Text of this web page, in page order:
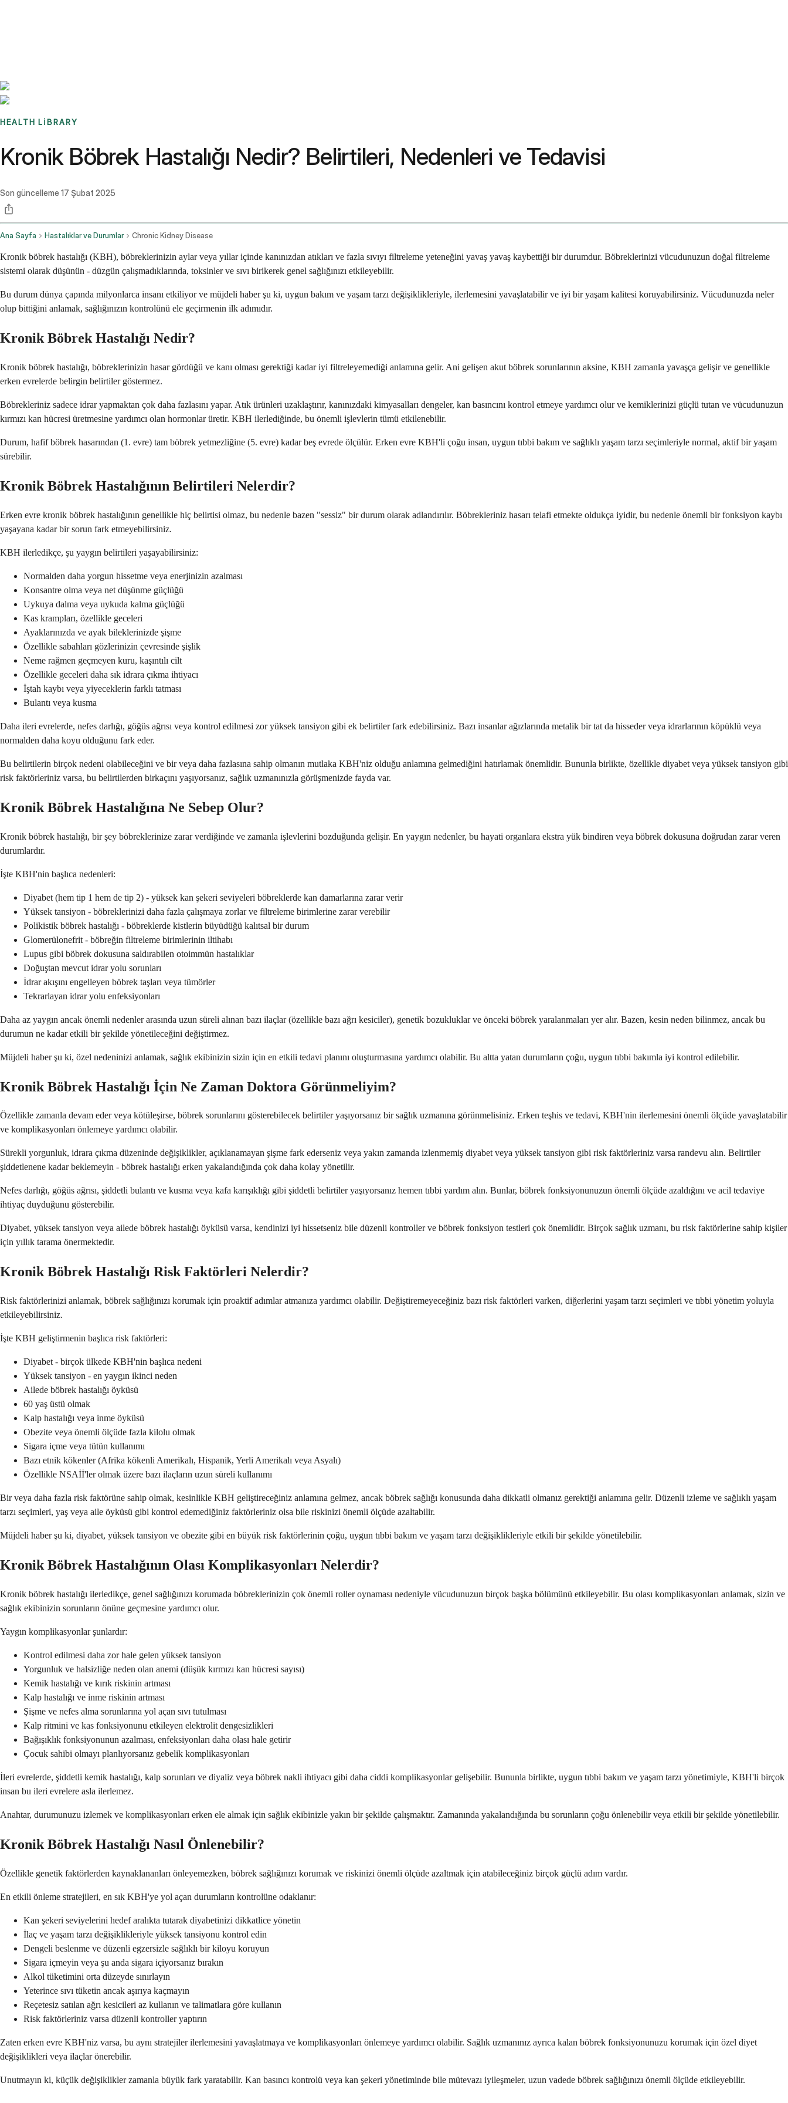
HEALTH LIBRARY
Kronik Böbrek Hastalığı Nedir? Belirtileri, Nedenleri ve Tedavisi
Son güncelleme 17 Şubat 2025
Ana Sayfa Hastalıklar ve Durumlar Chronic Kidney Disease
Kronik böbrek hastalığı (KBH), böbreklerinizin aylar veya yıllar içinde kanınızdan atıkları ve fazla sıvıyı filtreleme yeteneğini yavaş yavaş kaybettiği bir durumdur. Böbreklerinizi vücudunuzun doğal filtreleme
sistemi olarak düşünün - düzgün çalışmadıklarında, toksinler ve sıvı birikerek genel sağlığınızı etkileyebilir.
Bu durum dünya çapında milyonlarca insanı etkiliyor ve müjdeli haber şu ki, uygun bakım ve yaşam tarzı değişiklikleriyle, ilerlemesini yavaşlatabilir ve iyi bir yaşam kalitesi koruyabilirsiniz. Vücudunuzda neler
olup bittiğini anlamak, sağlığınızın kontrolünü ele geçirmenin ilk adımıdır.
Kronik Böbrek Hastalığı Nedir?
Kronik böbrek hastalığı, böbreklerinizin hasar gördüğü ve kanı olması gerektiği kadar iyi filtreleyemediği anlamına gelir. Ani gelişen akut böbrek sorunlarının aksine, KBH zamanla yavaşça gelişir ve genellikle
erken evrelerde belirgin belirtiler göstermez.
Böbrekleriniz sadece idrar yapmaktan çok daha fazlasını yapar. Atık ürünleri uzaklaştırır, kanınızdaki kimyasalları dengeler, kan basıncını kontrol etmeye yardımcı olur ve kemiklerinizi güçlü tutan ve vücudunuzun
kırmızı kan hücresi üretmesine yardımcı olan hormonlar üretir. KBH ilerlediğinde, bu önemli işlevlerin tümü etkilenebilir.
Durum, hafif böbrek hasarından (1. evre) tam böbrek yetmezliğine (5. evre) kadar beş evrede ölçülür. Erken evre KBH'li çoğu insan, uygun tıbbi bakım ve sağlıklı yaşam tarzı seçimleriyle normal, aktif bir yaşam
sürebilir.
Kronik Böbrek Hastalığının Belirtileri Nelerdir?
Erken evre kronik böbrek hastalığının genellikle hiç belirtisi olmaz, bu nedenle bazen "sessiz" bir durum olarak adlandırılır. Böbrekleriniz hasarı telafi etmekte oldukça iyidir, bu nedenle önemli bir fonksiyon kaybı
yaşayana kadar bir sorun fark etmeyebilirsiniz.
KBH ilerledikçe, şu yaygın belirtileri yaşayabilirsiniz:
Normalden daha yorgun hissetme veya enerjinizin azalması
Konsantre olma veya net düşünme güçlüğü
Uykuya dalma veya uykuda kalma güçlüğü
Kas krampları, özellikle geceleri
Ayaklarınızda ve ayak bileklerinizde şişme
Özellikle sabahları gözlerinizin çevresinde şişlik
Neme rağmen geçmeyen kuru, kaşıntılı cilt
Özellikle geceleri daha sık idrara çıkma ihtiyacı
İştah kaybı veya yiyeceklerin farklı tatması
Bulantı veya kusma
Daha ileri evrelerde, nefes darlığı, göğüs ağrısı veya kontrol edilmesi zor yüksek tansiyon gibi ek belirtiler fark edebilirsiniz. Bazı insanlar ağızlarında metalik bir tat da hisseder veya idrarlarının köpüklü veya
normalden daha koyu olduğunu fark eder.
Bu belirtilerin birçok nedeni olabileceğini ve bir veya daha fazlasına sahip olmanın mutlaka KBH'niz olduğu anlamına gelmediğini hatırlamak önemlidir. Bununla birlikte, özellikle diyabet veya yüksek tansiyon gibi
risk faktörleriniz varsa, bu belirtilerden birkaçını yaşıyorsanız, sağlık uzmanınızla görüşmenizde fayda var.
Kronik Böbrek Hastalığına Ne Sebep Olur?
Kronik böbrek hastalığı, bir şey böbreklerinize zarar verdiğinde ve zamanla işlevlerini bozduğunda gelişir. En yaygın nedenler, bu hayati organlara ekstra yük bindiren veya böbrek dokusuna doğrudan zarar veren
durumlardır.
İşte KBH'nin başlıca nedenleri:
Diyabet (hem tip 1 hem de tip 2) - yüksek kan şekeri seviyeleri böbreklerde kan damarlarına zarar verir
Yüksek tansiyon - böbreklerinizi daha fazla çalışmaya zorlar ve filtreleme birimlerine zarar verebilir
Polikistik böbrek hastalığı - böbreklerde kistlerin büyüdüğü kalıtsal bir durum
Glomerülonefrit - böbreğin filtreleme birimlerinin iltihabı
Lupus gibi böbrek dokusuna saldırabilen otoimmün hastalıklar
Doğuştan mevcut idrar yolu sorunları
İdrar akışını engelleyen böbrek taşları veya tümörler
Tekrarlayan idrar yolu enfeksiyonları
Daha az yaygın ancak önemli nedenler arasında uzun süreli alınan bazı ilaçlar (özellikle bazı ağrı kesiciler), genetik bozukluklar ve önceki böbrek yaralanmaları yer alır. Bazen, kesin neden bilinmez, ancak bu
durumun ne kadar etkili bir şekilde yönetileceğini değiştirmez.
Müjdeli haber şu ki, özel nedeninizi anlamak, sağlık ekibinizin sizin için en etkili tedavi planını oluşturmasına yardımcı olabilir. Bu altta yatan durumların çoğu, uygun tıbbi bakımla iyi kontrol edilebilir.
Kronik Böbrek Hastalığı İçin Ne Zaman Doktora Görünmeliyim?
Özellikle zamanla devam eder veya kötüleşirse, böbrek sorunlarını gösterebilecek belirtiler yaşıyorsanız bir sağlık uzmanına görünmelisiniz. Erken teşhis ve tedavi, KBH'nin ilerlemesini önemli ölçüde yavaşlatabilir
ve komplikasyonları önlemeye yardımcı olabilir.
Sürekli yorgunluk, idrara çıkma düzeninde değişiklikler, açıklanamayan şişme fark ederseniz veya yakın zamanda izlenmemiş diyabet veya yüksek tansiyon gibi risk faktörleriniz varsa randevu alın. Belirtiler
şiddetlenene kadar beklemeyin - böbrek hastalığı erken yakalandığında çok daha kolay yönetilir.
Nefes darlığı, göğüs ağrısı, şiddetli bulantı ve kusma veya kafa karışıklığı gibi şiddetli belirtiler yaşıyorsanız hemen tıbbi yardım alın. Bunlar, böbrek fonksiyonunuzun önemli ölçüde azaldığını ve acil tedaviye
ihtiyaç duyduğunu gösterebilir.
Diyabet, yüksek tansiyon veya ailede böbrek hastalığı öyküsü varsa, kendinizi iyi hissetseniz bile düzenli kontroller ve böbrek fonksiyon testleri çok önemlidir. Birçok sağlık uzmanı, bu risk faktörlerine sahip kişiler
için yıllık tarama önermektedir.
Kronik Böbrek Hastalığı Risk Faktörleri Nelerdir?
Risk faktörlerinizi anlamak, böbrek sağlığınızı korumak için proaktif adımlar atmanıza yardımcı olabilir. Değiştiremeyeceğiniz bazı risk faktörleri varken, diğerlerini yaşam tarzı seçimleri ve tıbbi yönetim yoluyla
etkileyebilirsiniz.
İşte KBH geliştirmenin başlıca risk faktörleri:
Diyabet - birçok ülkede KBH'nin başlıca nedeni
Yüksek tansiyon - en yaygın ikinci neden
Ailede böbrek hastalığı öyküsü
60 yaş üstü olmak
Kalp hastalığı veya inme öyküsü
Obezite veya önemli ölçüde fazla kilolu olmak
Sigara içme veya tütün kullanımı
Bazı etnik kökenler (Afrika kökenli Amerikalı, Hispanik, Yerli Amerikalı veya Asyalı)
Özellikle NSAİİ'ler olmak üzere bazı ilaçların uzun süreli kullanımı
Bir veya daha fazla risk faktörüne sahip olmak, kesinlikle KBH geliştireceğiniz anlamına gelmez, ancak böbrek sağlığı konusunda daha dikkatli olmanız gerektiği anlamına gelir. Düzenli izleme ve sağlıklı yaşam
tarzı seçimleri, yaş veya aile öyküsü gibi kontrol edemediğiniz faktörleriniz olsa bile riskinizi önemli ölçüde azaltabilir.
Müjdeli haber şu ki, diyabet, yüksek tansiyon ve obezite gibi en büyük risk faktörlerinin çoğu, uygun tıbbi bakım ve yaşam tarzı değişiklikleriyle etkili bir şekilde yönetilebilir.
Kronik Böbrek Hastalığının Olası Komplikasyonları Nelerdir?
Kronik böbrek hastalığı ilerledikçe, genel sağlığınızı korumada böbreklerinizin çok önemli roller oynaması nedeniyle vücudunuzun birçok başka bölümünü etkileyebilir. Bu olası komplikasyonları anlamak, sizin ve
sağlık ekibinizin sorunların önüne geçmesine yardımcı olur.
Yaygın komplikasyonlar şunlardır:
Kontrol edilmesi daha zor hale gelen yüksek tansiyon
Yorgunluk ve halsizliğe neden olan anemi (düşük kırmızı kan hücresi sayısı)
Kemik hastalığı ve kırık riskinin artması
Kalp hastalığı ve inme riskinin artması
Şişme ve nefes alma sorunlarına yol açan sıvı tutulması
Kalp ritmini ve kas fonksiyonunu etkileyen elektrolit dengesizlikleri
Bağışıklık fonksiyonunun azalması, enfeksiyonları daha olası hale getirir
Çocuk sahibi olmayı planlıyorsanız gebelik komplikasyonları
İleri evrelerde, şiddetli kemik hastalığı, kalp sorunları ve diyaliz veya böbrek nakli ihtiyacı gibi daha ciddi komplikasyonlar gelişebilir. Bununla birlikte, uygun tıbbi bakım ve yaşam tarzı yönetimiyle, KBH'li birçok
insan bu ileri evrelere asla ilerlemez.
Anahtar, durumunuzu izlemek ve komplikasyonları erken ele almak için sağlık ekibinizle yakın bir şekilde çalışmaktır. Zamanında yakalandığında bu sorunların çoğu önlenebilir veya etkili bir şekilde yönetilebilir.
Kronik Böbrek Hastalığı Nasıl Önlenebilir?
Özellikle genetik faktörlerden kaynaklananları önleyemezken, böbrek sağlığınızı korumak ve riskinizi önemli ölçüde azaltmak için atabileceğiniz birçok güçlü adım vardır.
En etkili önleme stratejileri, en sık KBH'ye yol açan durumların kontrolüne odaklanır:
Kan şekeri seviyelerini hedef aralıkta tutarak diyabetinizi dikkatlice yönetin
İlaç ve yaşam tarzı değişiklikleriyle yüksek tansiyonu kontrol edin
Dengeli beslenme ve düzenli egzersizle sağlıklı bir kiloyu koruyun
Sigara içmeyin veya şu anda sigara içiyorsanız bırakın
Alkol tüketimini orta düzeyde sınırlayın
Yeterince sıvı tüketin ancak aşırıya kaçmayın
Reçetesiz satılan ağrı kesicileri az kullanın ve talimatlara göre kullanın
Risk faktörleriniz varsa düzenli kontroller yaptırın
Zaten erken evre KBH'niz varsa, bu aynı stratejiler ilerlemesini yavaşlatmaya ve komplikasyonları önlemeye yardımcı olabilir. Sağlık uzmanınız ayrıca kalan böbrek fonksiyonunuzu korumak için özel diyet
değişiklikleri veya ilaçlar önerebilir.
Unutmayın ki, küçük değişiklikler zamanla büyük fark yaratabilir. Kan basıncı kontrolü veya kan şekeri yönetiminde bile mütevazı iyileşmeler, uzun vadede böbrek sağlığınızı önemli ölçüde etkileyebilir.